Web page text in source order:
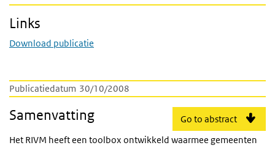
Publicatiedatum 30/10/2008
Go to abstract
Samenvatting
Het RIVM heeft een toolbox ontwikkeld waarmee gemeenten
Links
Download publicatie